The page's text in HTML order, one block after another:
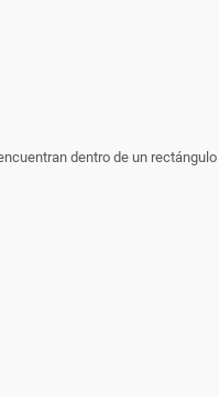
dentro de un